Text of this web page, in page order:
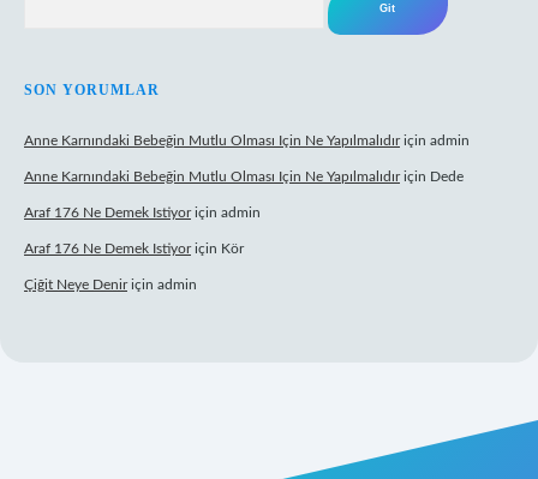
SON YORUMLAR
Anne Karnındaki Bebeğin Mutlu Olması Için Ne Yapılmalıdıriçin admin
Anne Karnındaki Bebeğin Mutlu Olması Için Ne Yapılmalıdıriçin Dede
Araf 176 Ne Demek Istiyoriçin admin
Araf 176 Ne Demek Istiyoriçin Kör
Çiğit Neye Deniriçin admin